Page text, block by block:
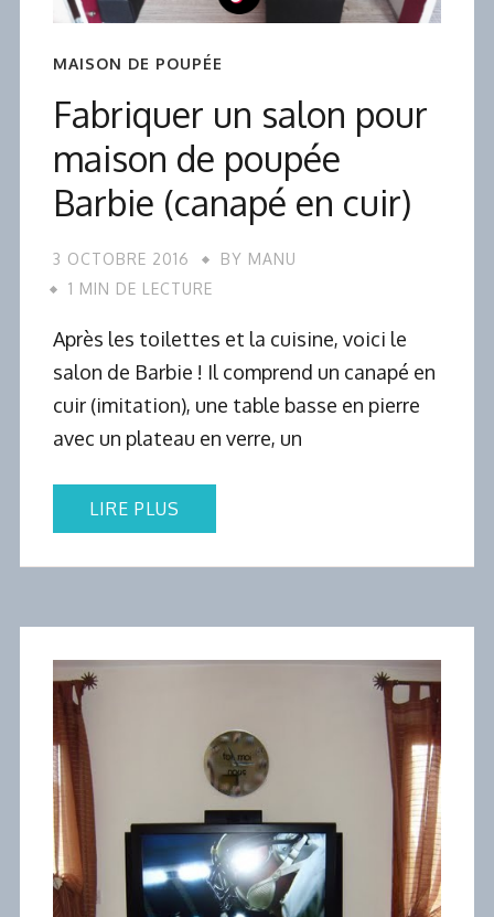
MAISON DE POUPÉE
Fabriquer un salon pour
maison de poupée
Barbie (canapé en cuir)
3 OCTOBRE 2016 BY MANU
1 MIN DE LECTURE
Après les toilettes et la cuisine, voici le
salon de Barbie ! Il comprend un canapé en
cuir (imitation), une table basse en pierre
avec un plateau en verre, un
LIRE PLUS